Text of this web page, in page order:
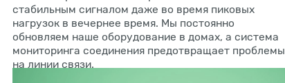
стабильным сигналом даже во время пиковых
нагрузок в вечернее время. Мы постоянно
обновляем наше оборудование в домах, а система
мониторинга соединения предотвращает проблемы
на линии связи.